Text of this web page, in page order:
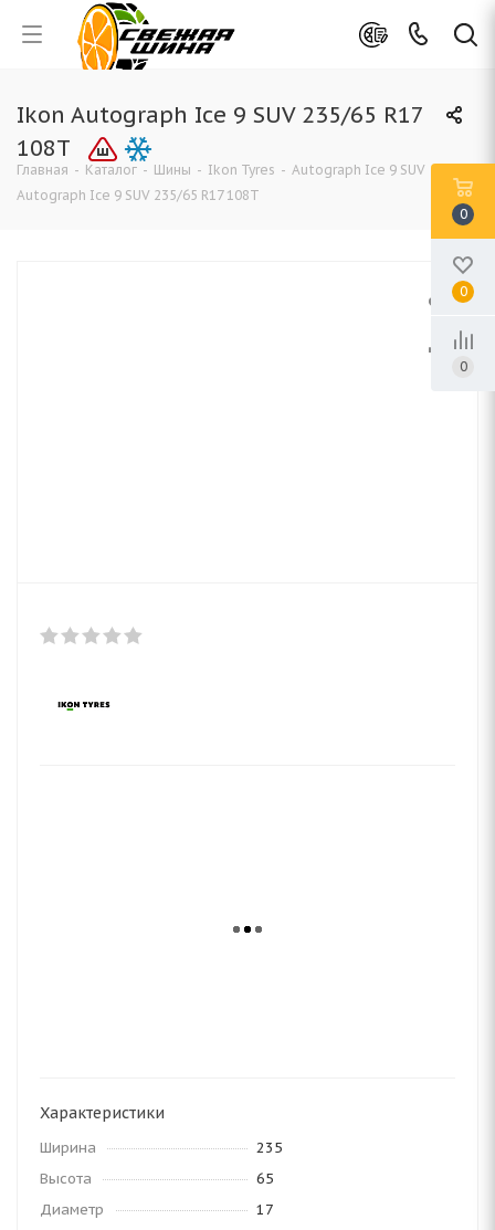
Ikon Autograph Ice 9 SUV 235/65 R17
108T
Главная - Каталог - Шины - Ikon Tyres - Autograph Ice 9 SUV -
Autograph Ice 9 SUV 235/65 R17 108T
Характеристики
Ширина
235
Высота
65
Диаметр
17
0
0
0